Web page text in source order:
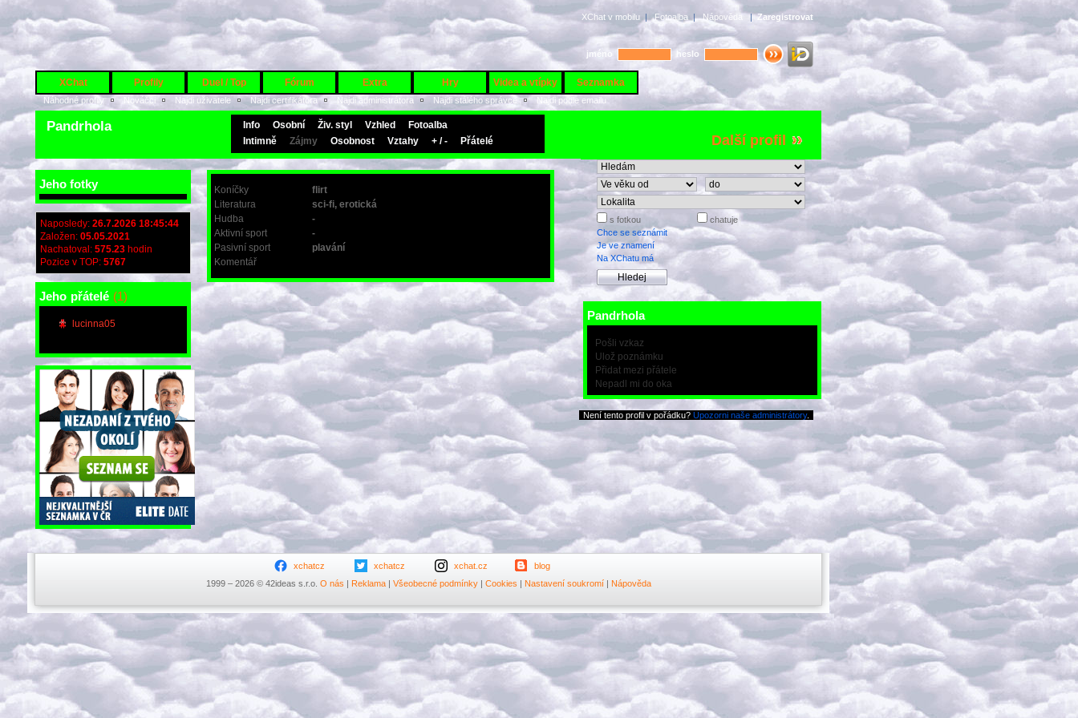
XChat v mobilu |Fotoalba |Nápověda |Zaregistrovat
jméno heslo
XChat Profily Duel / Top Fórum Extra Hry Videa a vtípky Seznamka
Náhodné profily Nováčci Najdi uživatele Najdi certifikátora Najdi administrátora Najdi stálého správce Najdi podle emailu
Pandrhola Info Osobní Živ. styl Vzhled
Fotoalba
Intimně
Zájmy Osobnost Vztahy + / - Přátelé Další profil
Jeho fotky
Naposledy: 26.7.2026 18:45:44
Založen: 05.05.2021
Nachatoval: 575.23 hodin
Pozice v TOP: 5767
Jeho přátelé (1)
lucinna05
Koníčky
flirt
Literatura
sci-fi, erotická
Hudba
-
Aktivní sport
-
Pasivní sport
plavání
Komentář
s fotkou
chatuje
Chce se seznámit
Je ve znamení
Na XChatu má
Pandrhola
Pošli vzkaz
Ulož poznámku
Přidat mezi přátele
Nepadl mi do oka
Není tento profil v pořádku? Upozorni naše administrátory.
xchatcz xchatcz xchat.cz
blog
1999 – 2026 © 42ideas s.r.o. O nás | Reklama| Všeobecné podmínky| Cookies | Nastavení soukromí| Nápověda